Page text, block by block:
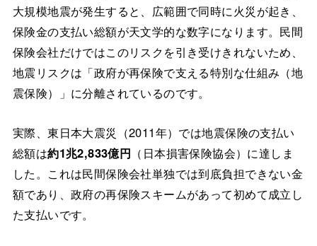
大規模地震が発生すると、広範囲で同時に火災が起き、
保険金の支払い総額が天文学的な数字になります。民間
保険会社だけではこのリスクを引き受けきれないため、
地震リスクは「政府が再保険で支える特別な仕組み（地
震保険）」に分離されているのです。
実際、東日本大震災（2011年）では地震保険の支払い
総額は約1兆2,833億円 （日本損害保険協会）に達しま
した。これは民間保険会社単独では到底負担できない金
額であり、政府の再保険スキームがあって初めて成立し
た支払いです。